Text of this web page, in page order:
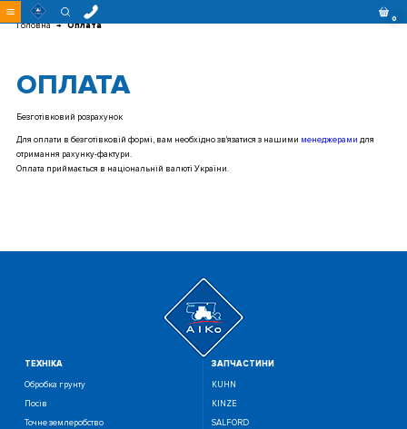
Перейти
до
0
Головна Оплата
ОПЛАТА
Безготівковий розрахунок
Для оплати в безготівковій формі, вам необхідно зв'язатися з нашими менеджерами для
отримання рахунку-фактури.
Оплата приймається в національній валюті України.
ТЕХНIКА
Обробка грунту
Посiв
Точне землеробство
ЗАПЧАСТИНИ
KUHN
KINZE
SALFORD